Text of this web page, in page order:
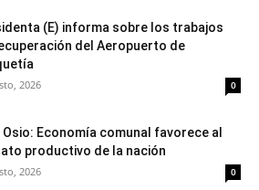
(E) informa sobre los trabajos
del Aeropuerto de
2026 0
Osio: Economía comunal favorece al
productivo de la nación
2026 0